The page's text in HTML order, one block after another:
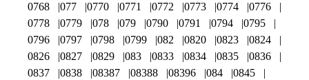
0768
077 0770 0771 0772 0773 0774
0776
0778
0779 078 079 0790 0791 0794
0795
0796
0797 0798 0799 082 0820 0823
0824
0826
0827 0829 083 0833 0834 0835
0836
0837
0838 08387 08388 08396 084
0845